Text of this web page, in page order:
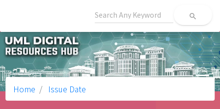
search
Home Issue Date